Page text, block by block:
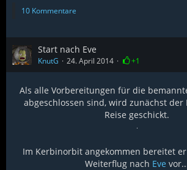
10 Kommentare
Start nach Eve
KnutG 24. April 2014 +1
Als alle Vorbereitungen für die
abgeschlossen sind, wird zunächst der
Reise geschickt.
Im Kerbinorbit angekommen bereitet
Weiterflug nach Eve